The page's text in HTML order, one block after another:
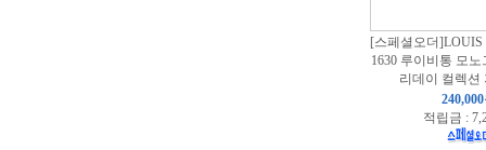
[스페셜오더
1630 루이비통 모
리데이 컬렉션
적립금 :